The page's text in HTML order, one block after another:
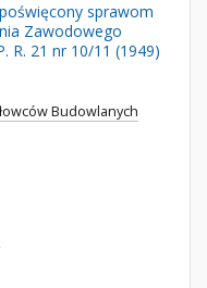
sprawom
Zawodowego
R. 21 nr 10/11 (1949)
Budowlanych